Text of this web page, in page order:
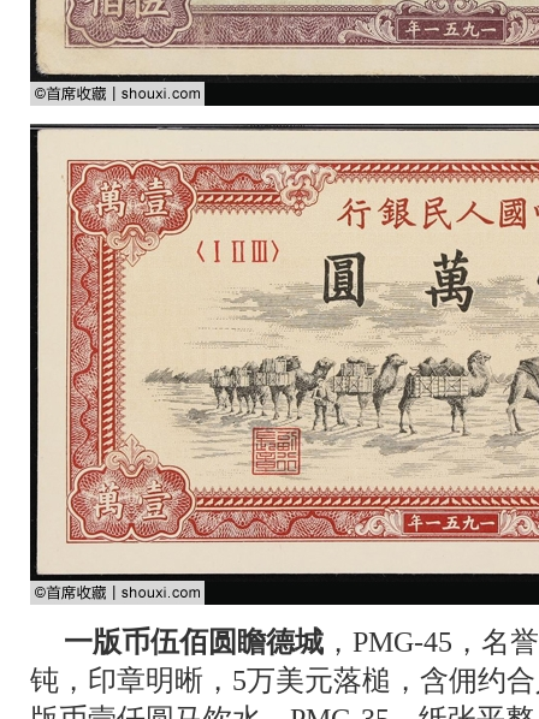
一版币伍佰圆瞻德城 ，PMG-45，名
钝，印章明晰，5万美元落槌，含佣约